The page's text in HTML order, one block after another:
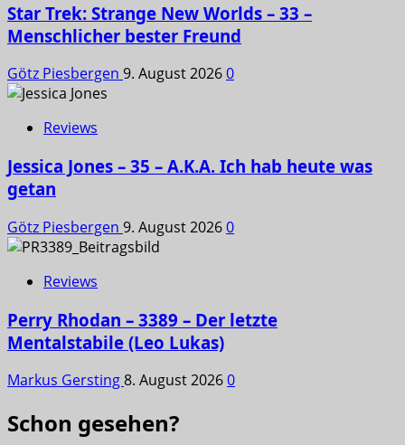
Star Trek: Strange New Worlds – 33 –
Menschlicher bester Freund
Götz Piesbergen 9. August 20260
Reviews
Jessica Jones – 35 – A.K.A. Ich hab heute was
getan
Götz Piesbergen 9. August 20260
Reviews
Perry Rhodan – 3389 – Der letzte
Mentalstabile (Leo Lukas)
Markus Gersting8. August 20260
Schon gesehen?